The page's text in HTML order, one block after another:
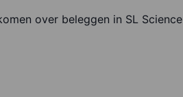
over beleggen in SL Science